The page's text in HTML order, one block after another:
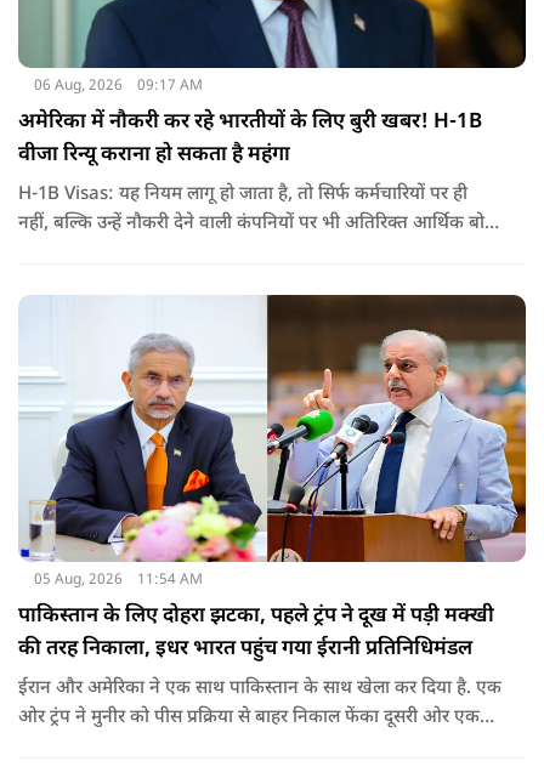
06 Aug, 2026 09:17 AM
अमेरिका में नौकरी कर रहे भारतीयों के लिए बुरी खबर! H-1B
वीजा रिन्यू कराना हो सकता है महंगा
H-1B Visas: यह नियम लागू हो जाता है, तो सिर्फ कर्मचारियों पर ही
नहीं, बल्कि उन्हें नौकरी देने वाली कंपनियों पर भी अतिरिक्त आर्थिक बोझ
वीजा का समय-समय पर नवीनीकरण कराते हैं.
05 Aug, 2026 11:54 AM
पाकिस्तान के लिए दोहरा झटका, पहले ट्रंप ने दूख में पड़ी मक्खी
की तरह निकाला, इधर भारत पहुंच गया ईरानी प्रतिनिधिमंडल
ईरान और अमेरिका ने एक साथ पाकिस्तान के साथ खेला कर दिया है. एक
ओर ट्रंप ने मुनीर को पीस प्रक्रिया से बाहर निकाल फेंका दूसरी ओर एक